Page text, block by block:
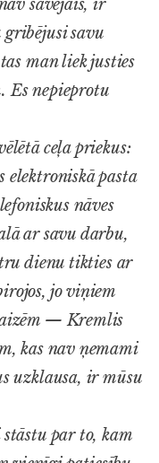
savējais, ir
gribējusi savu
man liek justies
Es nepieprotu
ceļa priekus:
elektroniskā pasta
nāves
ar savu darbu,
dienu tikties ar
jo viņiem
— Kremlis
kas nav ņemami
uzklausa, ir mūsu
par to, kam